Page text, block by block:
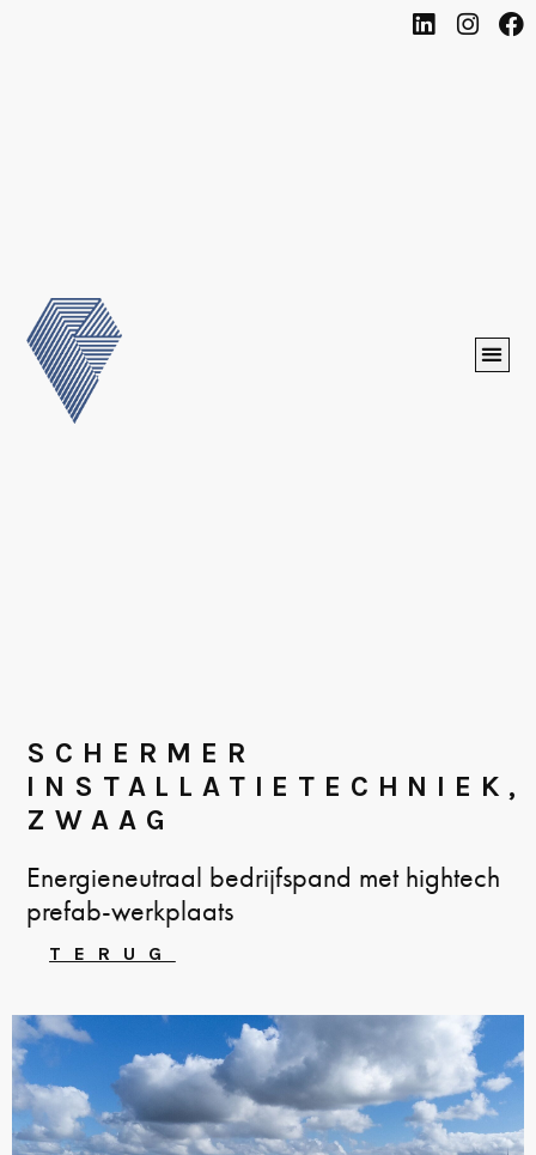
SCHERMER
INSTALLATIETECHNIEK,
ZWAAG
Energieneutraal bedrijfspand met hightech
prefab-werkplaats
TERUG